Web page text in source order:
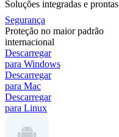
Soluções integradas e prontas
Segurança
Proteção no maior padrão
internacional
Descarregar
para Windows
Descarregar
para Mac
Descarregar
para Linux